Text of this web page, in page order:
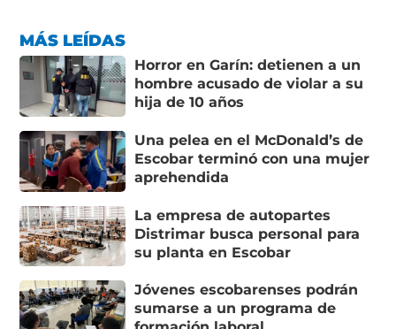
MÁS LEÍDAS
Horror en Garín: detienen a un
hombre acusado de violar a su
hija de 10 años
Una pelea en el McDonald’s de
Escobar terminó con una mujer
aprehendida
La empresa de autopartes
Distrimar busca personal para
su planta en Escobar
Jóvenes escobarenses podrán
sumarse a un programa de